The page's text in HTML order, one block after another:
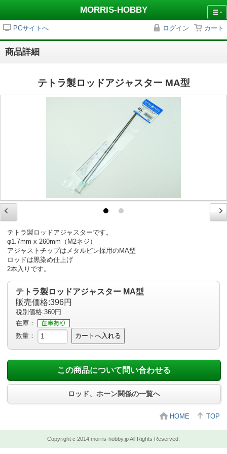
MORRIS-HOBBY
PCサイトへ ログイン カート
商品詳細
テトラ製ロッドアジャスター MA型
テトラ製ロッドアジャスターです。
φ1.7mm x 260mm（M2ネジ）
アジャストチップはメタルピン採用のMA型
ロッドは黒染め仕上げ
2本入りです。
テトラ製ロッドアジャスター MA型
販売価格:396円
税別価格:360円
在庫：
数量：
カートへ入れる
この商品について問い合わせる
ロッド、ホーン関係の一覧へ
HOME TOP
Copyright c 2014 morris-hobby.jp All Rights Reserved.